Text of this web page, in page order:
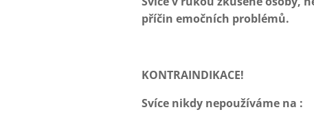
příčin emočních problémů.
KONTRAINDIKACE!
Svíce nikdy nepoužíváme na :